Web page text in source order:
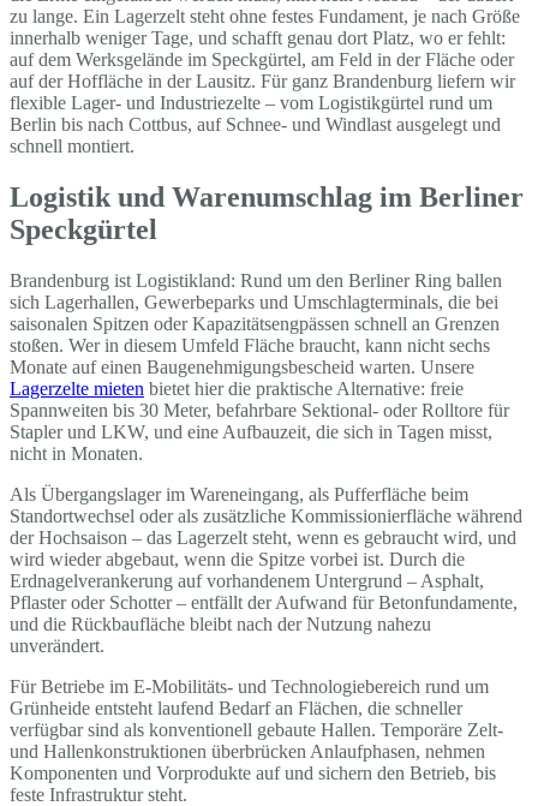
zu lange. Ein Lagerzelt steht ohne festes Fundament, je nach Größe
innerhalb weniger Tage, und schafft genau dort Platz, wo er fehlt:
auf dem Werksgelände im Speckgürtel, am Feld in der Fläche oder
auf der Hoffläche in der Lausitz. Für ganz Brandenburg liefern wir
flexible Lager- und Industriezelte – vom Logistikgürtel rund um
Berlin bis nach Cottbus, auf Schnee- und Windlast ausgelegt und
schnell montiert.
Logistik und Warenumschlag im Berliner
Speckgürtel
Brandenburg ist Logistikland: Rund um den Berliner Ring ballen
sich Lagerhallen, Gewerbeparks und Umschlagterminals, die bei
saisonalen Spitzen oder Kapazitätsengpässen schnell an Grenzen
stoßen. Wer in diesem Umfeld Fläche braucht, kann nicht sechs
Monate auf einen Baugenehmigungsbescheid warten. Unsere
Lagerzelte mieten bietet hier die praktische Alternative: freie
Spannweiten bis 30 Meter, befahrbare Sektional- oder Rolltore für
Stapler und LKW, und eine Aufbauzeit, die sich in Tagen misst,
nicht in Monaten.
Als Übergangslager im Wareneingang, als Pufferfläche beim
Standortwechsel oder als zusätzliche Kommissionierfläche während
der Hochsaison – das Lagerzelt steht, wenn es gebraucht wird, und
wird wieder abgebaut, wenn die Spitze vorbei ist. Durch die
Erdnagelverankerung auf vorhandenem Untergrund – Asphalt,
Pflaster oder Schotter – entfällt der Aufwand für Betonfundamente,
und die Rückbaufläche bleibt nach der Nutzung nahezu
unverändert.
Für Betriebe im E-Mobilitäts- und Technologiebereich rund um
Grünheide entsteht laufend Bedarf an Flächen, die schneller
verfügbar sind als konventionell gebaute Hallen. Temporäre Zelt-
und Hallenkonstruktionen überbrücken Anlaufphasen, nehmen
Komponenten und Vorprodukte auf und sichern den Betrieb, bis
feste Infrastruktur steht.